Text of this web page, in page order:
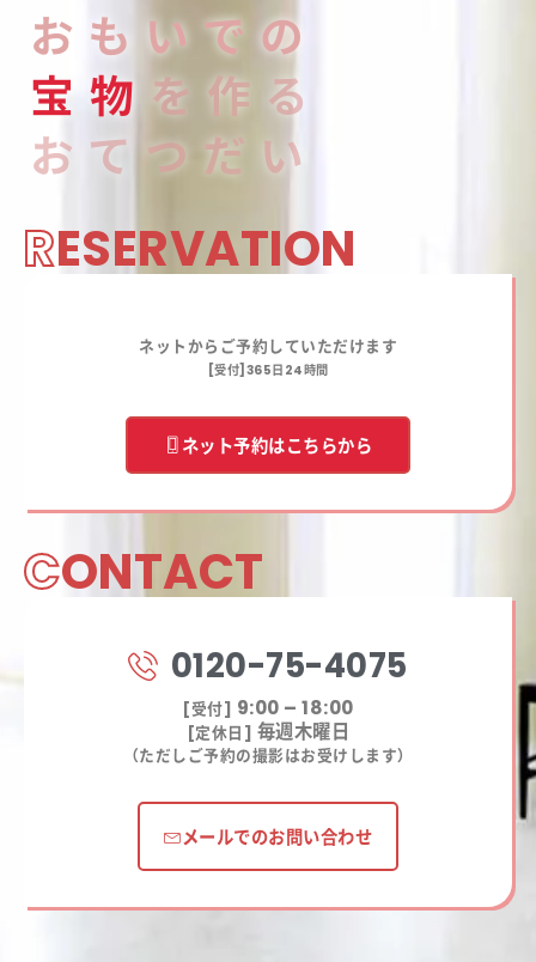
RESERVATION
ネットからご予約していただけます
[受付]365日24時間
ネット予約はこちらから
CONTACT
0120-75-4075
[受付] 9:00 – 18:00
[定休日] 毎週木曜日
（ただしご予約の撮影はお受けします）
メールでのお問い合わせ
おもいでの
宝 物 を作る
おてつだい